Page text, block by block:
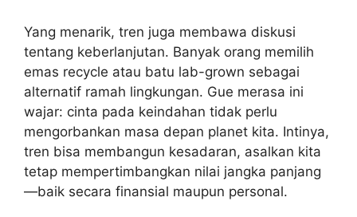
Yang menarik, tren juga membawa diskusi
tentang keberlanjutan. Banyak orang memilih
emas recycle atau batu lab-grown sebagai
alternatif ramah lingkungan. Gue merasa ini
wajar: cinta pada keindahan tidak perlu
mengorbankan masa depan planet kita. Intinya,
tren bisa membangun kesadaran, asalkan kita
tetap mempertimbangkan nilai jangka panjang
—baik secara finansial maupun personal.